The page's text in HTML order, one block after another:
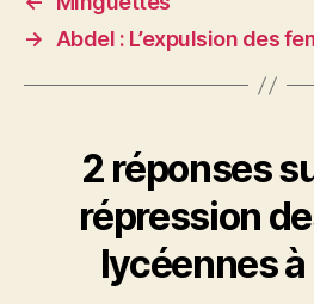
→ Abdel : L’expulsion des
2 réponses
répression
lycéennes